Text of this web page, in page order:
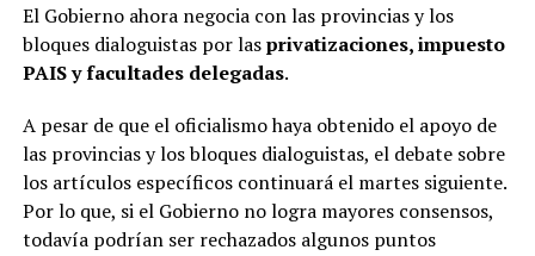
El Gobierno ahora negocia con las provincias y los
bloques dialoguistas por lasprivatizaciones, impuesto
PAIS y facultades delegadas.
A pesar de que el oficialismo haya obtenido el apoyo de
las provincias y los bloques dialoguistas, el debate sobre
los artículos específicos continuará el martes siguiente.
Por lo que, si el Gobierno no logra mayores consensos,
todavía podrían ser rechazados algunos puntos